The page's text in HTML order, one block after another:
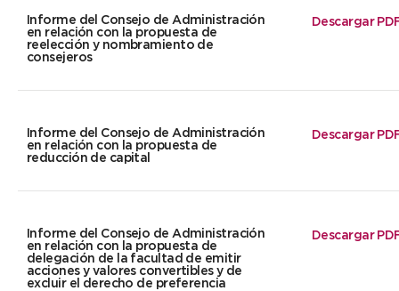
Informe del Consejo de Administración
en relación con la propuesta de
reelección y nombramiento de
consejeros
Descargar
Informe del Consejo de Administración
en relación con la propuesta de
reducción de capital
Descargar
Informe del Consejo de Administración
en relación con la propuesta de
delegación de la facultad de emitir
acciones y valores convertibles y de
excluir el derecho de preferencia
Descargar